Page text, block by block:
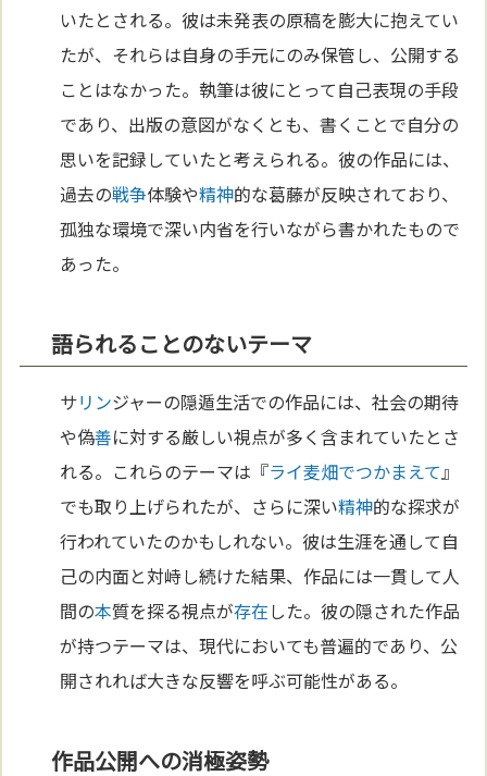
いたとされる。彼は未発表の原稿を膨大に抱えてい
たが、それらは自身の手元にのみ保管し、公開する
ことはなかった。執筆は彼にとって自己表現の手段
であり、出版の意図がなくとも、書くことで自分の
思いを記録していたと考えられる。彼の作品には、
過去の戦争体験や精神的な葛藤が反映されており、
孤独な環境で深い内省を行いながら書かれたもので
あった。
語られることのないテーマ
サリンジャーの隠遁生活での作品には、社会の期待
や偽善に対する厳しい視点が多く含まれていたとさ
れる。これらのテーマは『ライ麦畑でつかまえて』
でも取り上げられたが、さらに深い精神的な探求が
行われていたのかもしれない。彼は生涯を通して自
己の内面と対峙し続けた結果、作品には一貫して人
間の本質を探る視点が存在した。彼の隠された作品
が持つテーマは、現代においても普遍的であり、公
開されれば大きな反響を呼ぶ可能性がある。
作品公開への消極姿勢